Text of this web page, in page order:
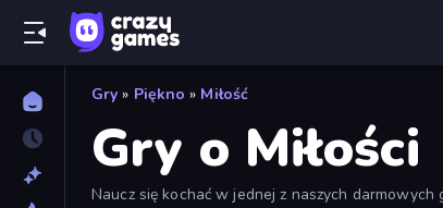
Gry » Piękno » Miłość
Gry o Miłości
Naucz się kochać w jednej z naszych